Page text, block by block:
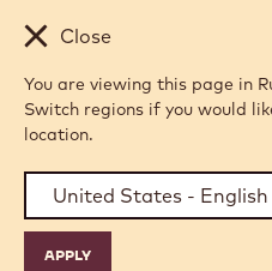
Skip to main content
Close
You are viewing this page in
Switch regions if you would
location.